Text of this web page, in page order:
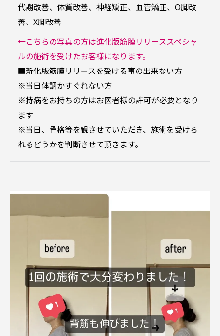
代謝改善、体質改善、神経矯正、血管矯正、O脚改
善、X脚改善
←こちらの写真の方は進化版筋膜リリーススペシャ
ルの施術を受けたお客様になります。
■新化版筋膜リリースを受ける事の出来ない方
※当日体調かすぐれない方
※持病をお持ちの方はお医者様の許可が必要となり
ます
※当日、骨格等を観させていただき、施術を受けら
れるどうかを判断させて頂きます。